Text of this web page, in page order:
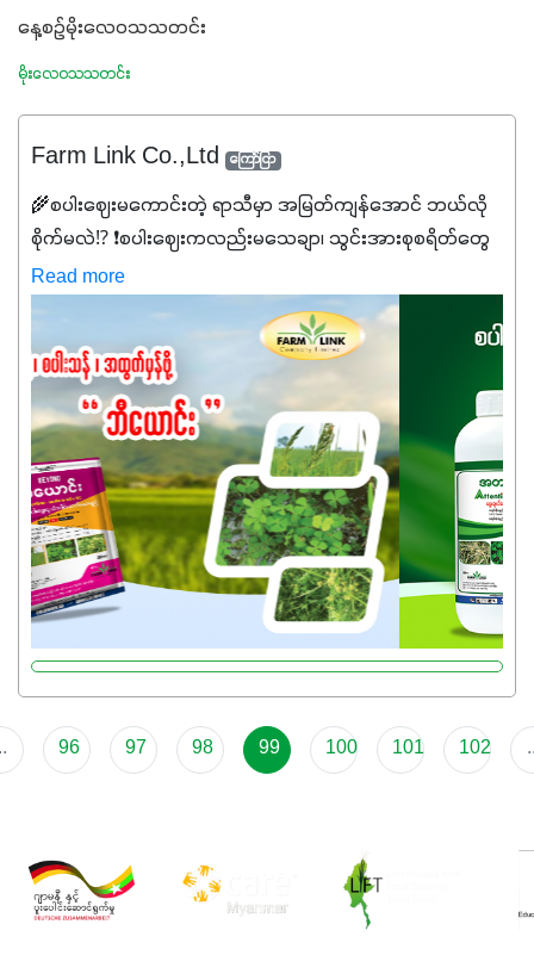
နေ့စဉ်မိုးလေဝသသတင်း
မိုးလေဝသသတင်း
Farm Link Co.,Ltd ကြော်ငြာ
🌾စပါးဈေးမကောင်းတဲ့ ရာသီမှာ အမြတ်ကျန်အောင် ဘယ်လို
စိုက်မလဲ⁉️ ❗စပါးဈေးကလည်းမသေချာ၊ သွင်းအားစုစရိတ်တွေ
ကလည်း တက်နေတဲ့ဒီလိုအချိန်မှာ သွင်းအားစုဖိုးကို လျှော့ချပြီး
အထွက်နှုန်းကို ထိန်းထားနိုင်မှ ဦးကြီးတို့ အဆင်ပြေမှာနော် ✔️ဒါ
ကြောင့် ကိုယ်သုံးသမျှ ကိုယ့်အတွက်အကျိုးရစေမယ့်
အရည်အသွေးစိတ်ချရတဲ့ သွင်းအားစုပစ္စည်းတွေကိုပဲ ရွေးချယ်
သုံးသင့်ပါတယ်။
Read more
96 97 98 99 100 101 102